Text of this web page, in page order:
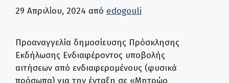
29 Απριλίου, 2024 από edogouli
Προαναγγελία δημοσίευσης Πρόσκλησης
Εκδήλωσης Ενδιαφέροντος υποβολής
αιτήσεων από ενδιαφερομένους (φυσικά
πρόσωπα) για την ένταξη σε «Μητρώο